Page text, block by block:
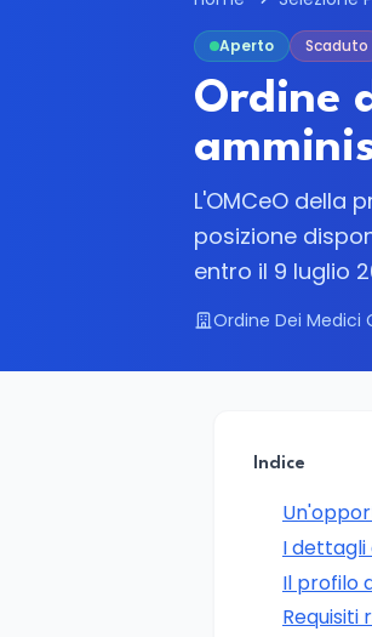
Aperto Scaduto
Ordine
L'OMCeO della
posizione
entro il 9 luglio
Ordine Dei Medici
Indice
I dettagli
Il profilo
Requisiti